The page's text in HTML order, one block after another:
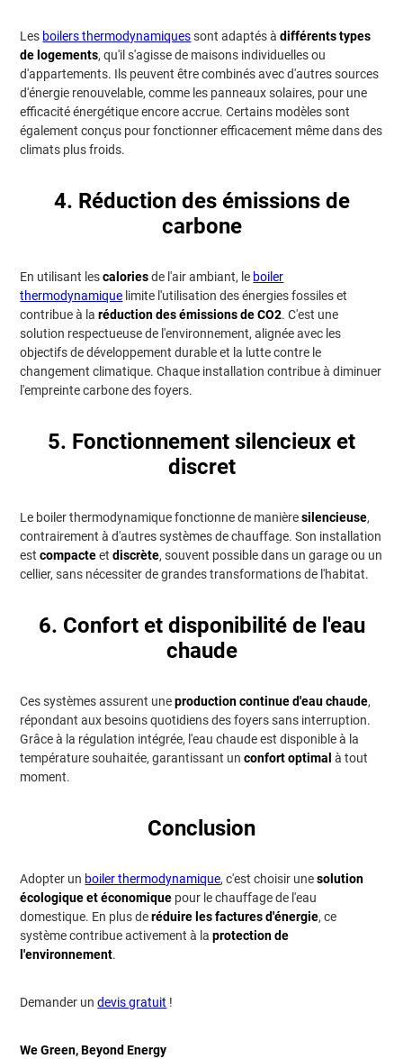
Les boilers thermodynamiquessont adaptés àdifférents types
de logements, qu'il s'agisse de maisons individuelles ou
d'appartements. Ils peuvent être combinés avec d'autres sources
d'énergie renouvelable, comme les panneaux solaires, pour une
efficacité énergétique encore accrue. Certains modèles sont
également conçus pour fonctionner efficacement même dans des
climats plus froids.
4. Réduction des émissions de
carbone
En utilisant lescaloriesde l'air ambiant, le boiler
thermodynamique limite l'utilisation des énergies fossiles et
contribue à laréduction des émissions de CO2. C'est une
solution respectueuse de l'environnement, alignée avec les
objectifs de développement durable et la lutte contre le
changement climatique. Chaque installation contribue à diminuer
l'empreinte carbone des foyers.
5. Fonctionnement silencieux et
discret
Le boiler thermodynamique fonctionne de manièresilencieuse,
contrairement à d'autres systèmes de chauffage. Son installation
estcompacteetdiscrète, souvent possible dans un garage ou un
cellier, sans nécessiter de grandes transformations de l'habitat.
6. Confort et disponibilité de l'eau
chaude
Ces systèmes assurent uneproduction continue d'eau chaude,
répondant aux besoins quotidiens des foyers sans interruption.
Grâce à la régulation intégrée, l'eau chaude est disponible à la
température souhaitée, garantissant unconfort optimal à tout
moment.
Conclusion
Adopter un boiler thermodynamique, c'est choisir unesolution
écologique et économique pour le chauffage de l'eau
domestique. En plus deréduire les factures d'énergie, ce
système contribue activement à laprotection de
l'environnement.
Demander undevis gratuit !
We Green, Beyond Energy